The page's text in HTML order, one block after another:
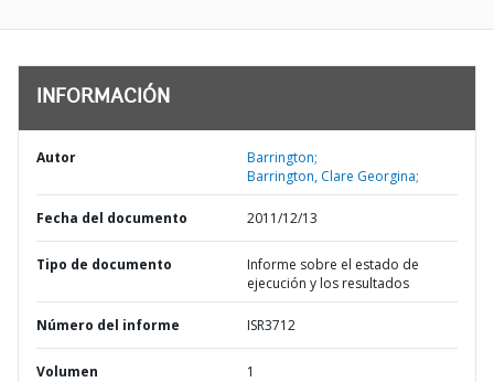
INFORMACIÓN
Autor
Barrington;
Barrington, Clare Georgina;
Fecha del documento 2011/12/13
Tipo de documento
Informe sobre el estado de
ejecución y los resultados
Número del informe ISR3712
Volumen 1